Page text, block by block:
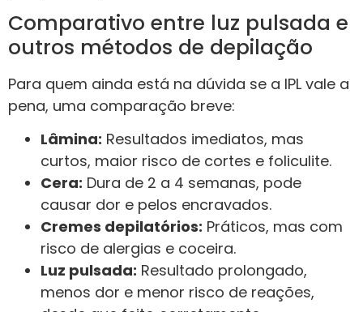
Comparativo entre luz pulsada e
outros métodos de depilação
Para quem ainda está na dúvida se a IPL vale a
pena, uma comparação breve:
Lâmina: Resultados imediatos, mas
curtos, maior risco de cortes e foliculite.
Cera: Dura de 2 a 4 semanas, pode
causar dor e pelos encravados.
Cremes depilatórios: Práticos, mas com
risco de alergias e coceira.
Luz pulsada: Resultado prolongado,
menos dor e menor risco de reações,